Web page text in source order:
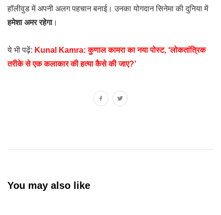
हॉलीवुड में अपनी अलग पहचान बनाई। उनका योगदान सिनेमा की दुनिया में
हमेशा अमर रहेगा।
ये भी पढ़ें: Kunal Kamra: कुणाल कामरा का नया पोस्ट, ‘लोकतांत्रिक
तरीके से एक कलाकार की हत्या कैसे की जाए?’
You may also like